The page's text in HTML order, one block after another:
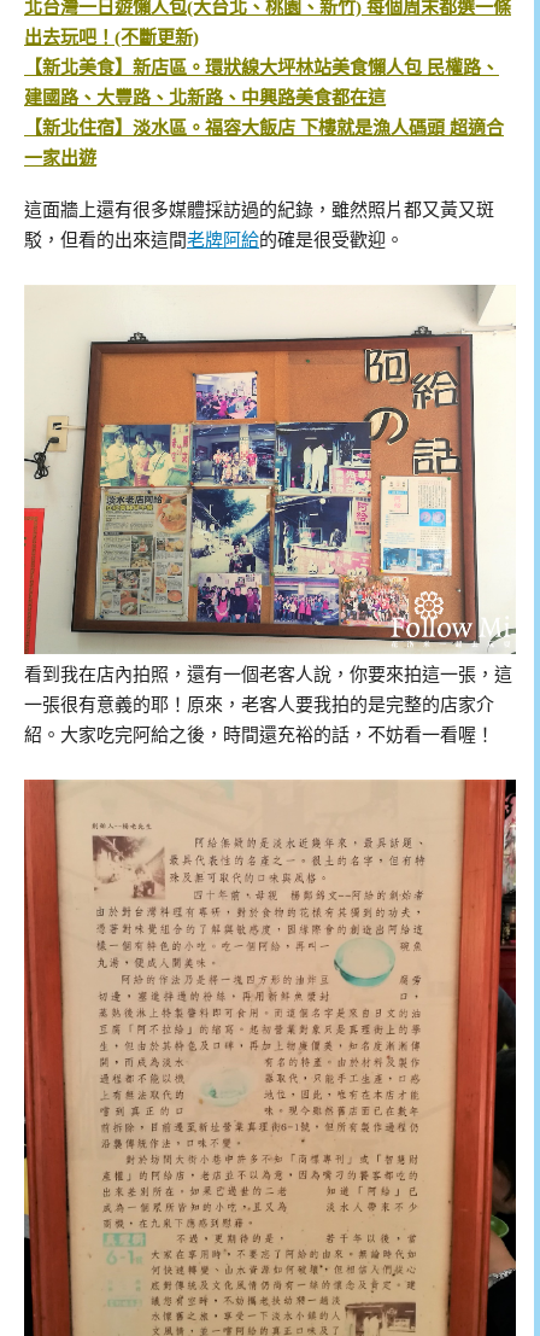
北台灣一日遊懶人包(大台北、桃園、新竹) 每個周末都選一條
出去玩吧！(不斷更新)
【新北美食】新店區。環狀線大坪林站美食懶人包 民權路、
建國路、大豐路、北新路、中興路美食都在這
【新北住宿】淡水區。福容大飯店 下樓就是漁人碼頭 超適合
一家出遊
這面牆上還有很多媒體採訪過的紀錄，雖然照片都又黃又斑
駁，但看的出來這間老牌阿給的確是很受歡迎。
看到我在店內拍照，還有一個老客人說，你要來拍這一張，這
一張很有意義的耶！原來，老客人要我拍的是完整的店家介
紹。大家吃完阿給之後，時間還充裕的話，不妨看一看喔！